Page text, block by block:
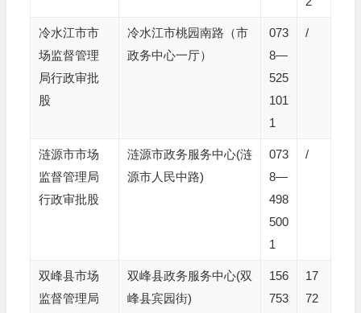
冷水江市市
场监督管理
局行政审批
股
冷水江市桃园南路（市
政务中心一厅）
073
8—
525
101
1
/
涟源市市场
监督管理局
行政审批股
涟源市政务服务中心(涟
源市人民中路)
073
8—
498
500
1
/
双峰县市场
监督管理局
双峰县政务服务中心(双
峰县宾园街)
156
753
17
72